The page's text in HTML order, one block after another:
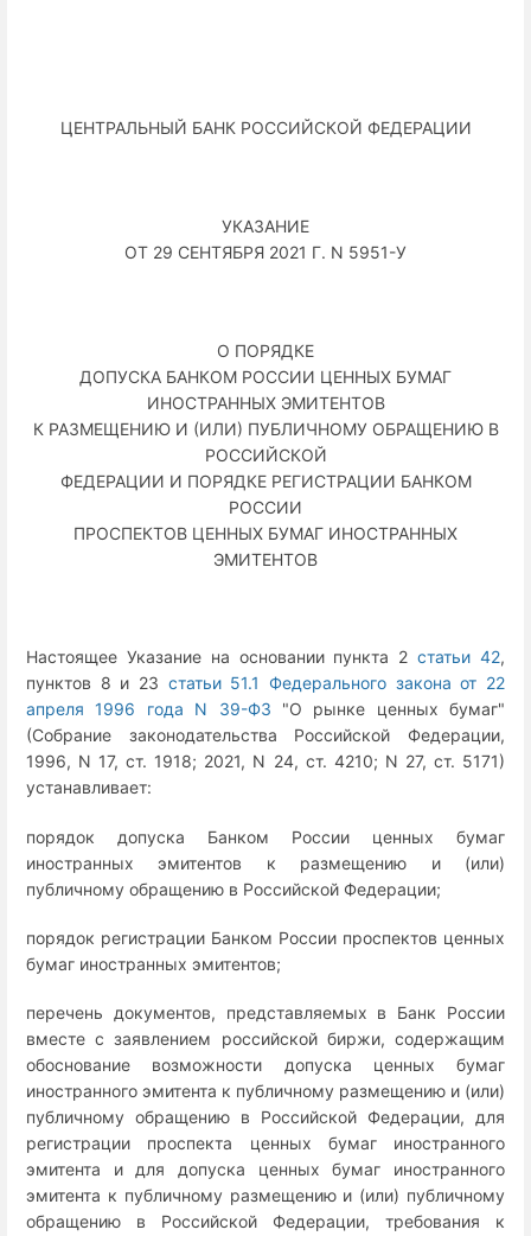
ЦЕНТРАЛЬНЫЙ БАНК РОССИЙСКОЙ ФЕДЕРАЦИИ
УКАЗАНИЕ
ОТ 29 СЕНТЯБРЯ 2021 Г. N 5951-У
О ПОРЯДКЕ
ДОПУСКА БАНКОМ РОССИИ ЦЕННЫХ БУМАГ
ИНОСТРАННЫХ ЭМИТЕНТОВ
К РАЗМЕЩЕНИЮ И (ИЛИ) ПУБЛИЧНОМУ ОБРАЩЕНИЮ В
РОССИЙСКОЙ
ФЕДЕРАЦИИ И ПОРЯДКЕ РЕГИСТРАЦИИ БАНКОМ
РОССИИ
ПРОСПЕКТОВ ЦЕННЫХ БУМАГ ИНОСТРАННЫХ
ЭМИТЕНТОВ
Настоящее Указание на основании пункта 2статьи 42,
пунктов 8 и 23 статьи 51.1 Федерального закона от 22
апреля 1996 года N 39-ФЗ "О рынке ценных бумаг"
(Собрание законодательства Российской Федерации,
1996, N 17, ст. 1918; 2021, N 24, ст. 4210; N 27, ст. 5171)
устанавливает:
порядок допуска Банком России ценных бумаг
иностранных эмитентов к размещению и (или)
публичному обращению в Российской Федерации;
порядок регистрации Банком России проспектов ценных
бумаг иностранных эмитентов;
перечень документов, представляемых в Банк России
вместе с заявлением российской биржи, содержащим
обоснование возможности допуска ценных бумаг
иностранного эмитента к публичному размещению и (или)
публичному обращению в Российской Федерации, для
регистрации проспекта ценных бумаг иностранного
эмитента и для допуска ценных бумаг иностранного
эмитента к публичному размещению и (или) публичному
обращению в Российской Федерации, требования к